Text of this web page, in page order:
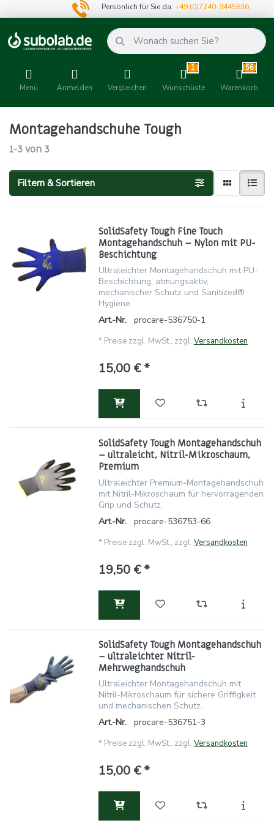
Persönlich für Sie da:+49 (0)7240-9445836
Menü Anmelden Vergleichen
1
Wunschliste
56
Warenkorb
Montagehandschuhe Tough
1-3von 3
Filtern & Sortieren
SolidSafety Tough Fine Touch
Montagehandschuh – Nylon mit PU-
Beschichtung
Ultraleichter Montagehandschuh mit PU-
Beschichtung, atmungsaktiv,
mechanischer Schutz und Sanitized®
Hygiene.
Art.-Nr.
procare-536750-1
* Preise zzgl. MwSt., zzgl. Versandkosten
15,00 € *
SolidSafety Tough Montagehandschuh
– ultraleicht, Nitril-Mikroschaum,
Premium
Ultraleichter Premium-Montagehandschuh
mit Nitril-Mikroschaum für hervorragenden
Grip und Schutz.
Art.-Nr.
procare-536753-66
* Preise zzgl. MwSt., zzgl. Versandkosten
19,50 € *
SolidSafety Tough Montagehandschuh
– ultraleichter Nitril-
Mehrweghandschuh
Ultraleichter Montagehandschuh mit
Nitril-Mikroschaum für sichere Griffigkeit
und mechanischen Schutz.
Art.-Nr.
procare-536751-3
* Preise zzgl. MwSt., zzgl. Versandkosten
15,00 € *